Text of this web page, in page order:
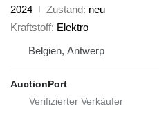
2024
Zustand neu
Kraftstoff Elektro
Belgien, Antwerp
AuctionPort